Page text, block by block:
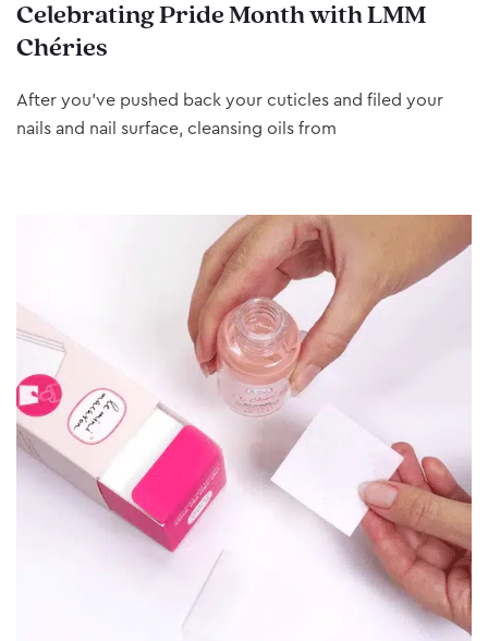
Celebrating Pride Month with LMM
Chéries
After you’ve pushed back your cuticles and filed your
nails and nail surface, cleansing oils from